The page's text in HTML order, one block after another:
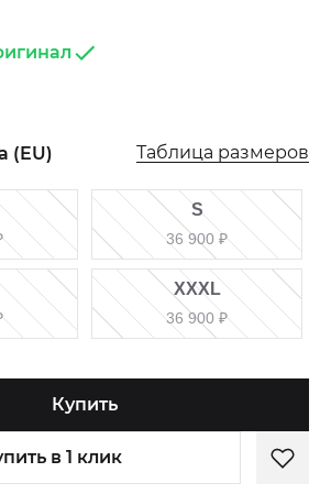
(EU) Таблица размеров
S
36 900 ₽
XXXL
36 900 ₽
Купить
в 1 клик